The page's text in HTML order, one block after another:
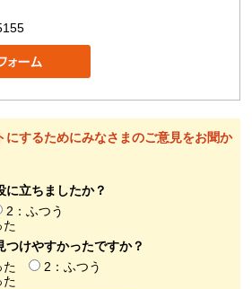
にするためにみなさまのご意見をお聞か
に立ちましたか？
2：ふつう
た
つけやすかったですか？
た
2：ふつう
た